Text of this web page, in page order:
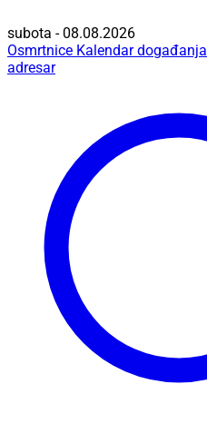
subota - 08.08.2026
Osmrtnice Kalendar događanja
adresar